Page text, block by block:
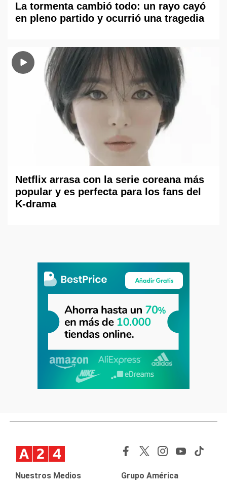
La tormenta cambió todo: un rayo cayó
en pleno partido y ocurrió una tragedia
Netflix arrasa con la serie coreana más
popular y es perfecta para los fans del
K-drama
Nuestros Medios Grupo América